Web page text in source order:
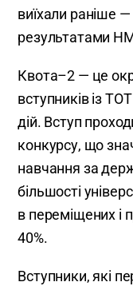
виїхали раніше
результатами
Квота–2 — це
вступників із
дій. Вступ
конкурсу, що
навчання за
більшості
в переміщених і
40%.
Вступники, які